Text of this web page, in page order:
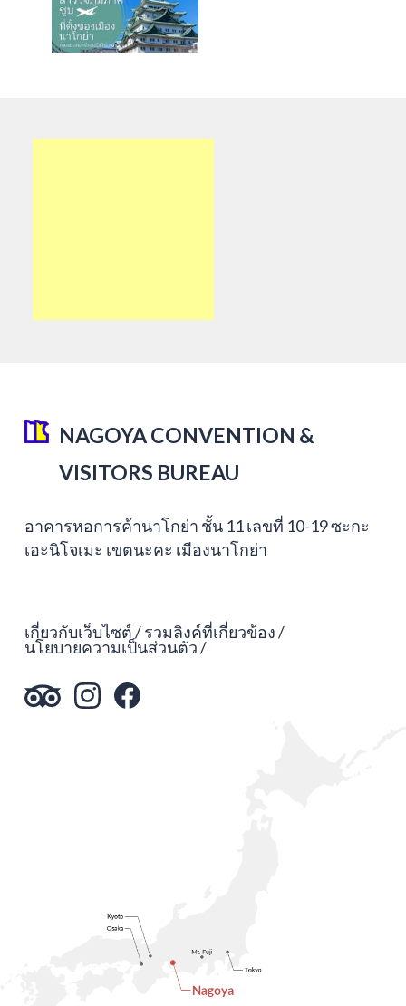
NAGOYA CONVENTION &
VISITORS BUREAU
อาคารหอการค้านาโกย่า ชั้น 11 เลขที่ 10-19 ซะกะ
เอะนิโจเมะ เขตนะคะ เมืองนาโกย่า
เกี่ยวกับเว็บไซต์ รวมลิงค์ที่เกี่ยวข้อง
นโยบายความเป็นส่วนตัว